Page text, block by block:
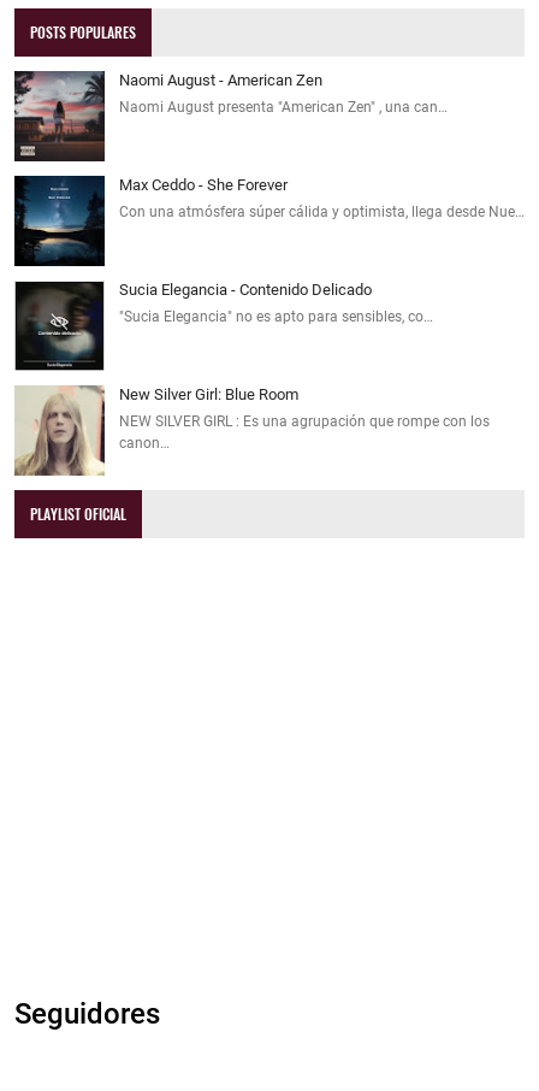
POSTS POPULARES
Naomi August - American Zen
Naomi August presenta "American Zen" , una can…
Max Ceddo - She Forever
Con una atmósfera súper cálida y optimista, llega desde Nue…
Sucia Elegancia - Contenido Delicado
"Sucia Elegancia" no es apto para sensibles, co…
New Silver Girl: Blue Room
NEW SILVER GIRL : Es una agrupación que rompe con los
canon…
PLAYLIST OFICIAL
Seguidores